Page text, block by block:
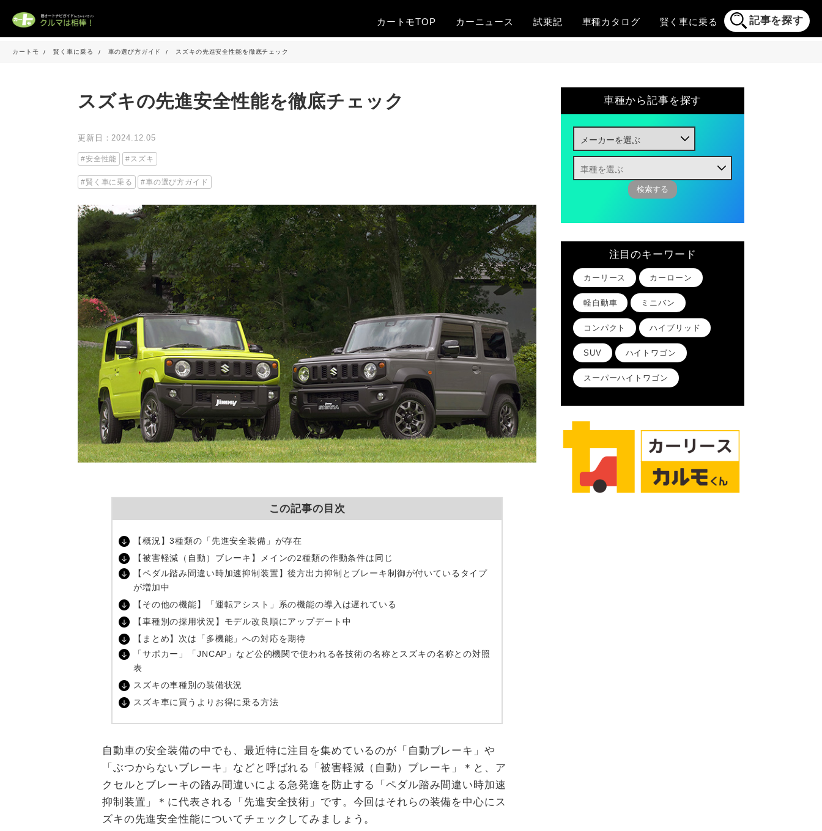
カートモTOP カーニュース 試乗記 車種カタログ 賢く車に乗る 記事を探す
カートモ 賢く車に乗る 車の選び方ガイド スズキの先進安全性能を徹底チェック
スズキの先進安全性能を徹底チェック
更新日：2024.12.05
安全性能 スズキ
賢く車に乗る 車の選び方ガイド
この記事の目次
【概況】3種類の「先進安全装備」が存在
【被害軽減（自動）ブレーキ】メインの2種類の作動条件は同じ
【ペダル踏み間違い時加速抑制装置】後方出力抑制とブレーキ制御が付いているタイプ
が増加中
【その他の機能】「運転アシスト」系の機能の導入は遅れている
【車種別の採用状況】モデル改良順にアップデート中
【まとめ】次は「多機能」への対応を期待
「サポカー」「JNCAP」など公的機関で使われる各技術の名称とスズキの名称との対照
表
スズキの車種別の装備状況
スズキ車に買うよりお得に乗る方法
自動車の安全装備の中でも、最近特に注目を集めているのが「自動ブレーキ」や
「ぶつからないブレーキ」などと呼ばれる「被害軽減（自動）ブレーキ」＊と、ア
クセルとブレーキの踏み間違いによる急発進を防止する「ペダル踏み間違い時加速
抑制装置」＊に代表される「先進安全技術」です。今回はそれらの装備を中心にス
ズキの先進安全性能についてチェックしてみましょう。
車種から記事を探す
注目のキーワード
カーリース カーローン
軽自動車 ミニバン
コンパクト ハイブリッド
SUV ハイトワゴン
スーパーハイトワゴン